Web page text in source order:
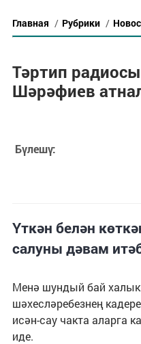
Главная / Рубрики /
Тәртип
Шәрәфиев
Бүлешү:
Үткән белән
салуны дәвам
Менә шундый бай халык
шәхесләребезнең
исән-сау чакта аларга
иде.